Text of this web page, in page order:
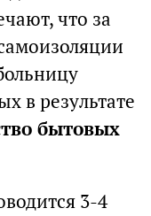
что за
в результате
бытовых
3-4